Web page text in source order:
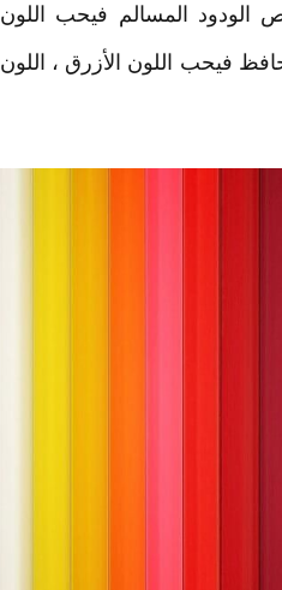
الودود المسالم فيحب اللون
فيحب اللون الأزرق ، اللون